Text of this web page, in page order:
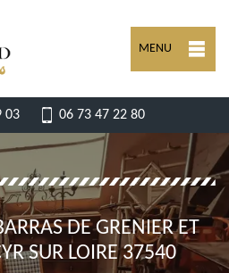
MENU
03 06 73 47 22 80
DE GRENIER ET
SUR LOIRE 37540